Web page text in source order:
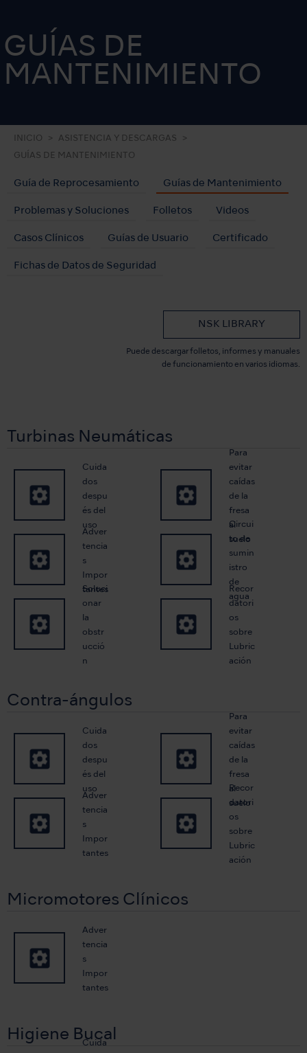
GUÍAS DE
MANTENIMIENTO
INICIO ASISTENCIA Y DESCARGAS
GUÍAS DE MANTENIMIENTO
Guía de Reprocesamiento Guías de Mantenimiento
Problemas y Soluciones Folletos Videos
Casos Clínicos Guías de Usuario Certificado
Fichas de Datos de Seguridad
NSK LIBRARY
Puede descargar folletos, informes y manuales
de funcionamiento en varios idiomas.
Turbinas Neumáticas
Cuida
dos
despu
és del
uso
Para
evitar
caídas
de la
fresa
al
suelo
Adver
tencia
s
Impor
tantes
Circui
to de
sumin
istro
de
agua
Soluci
onar
la
obstr
ucció
n
Recor
datori
os
sobre
Lubric
ación
Contra-ángulos
Cuida
dos
despu
és del
uso
Para
evitar
caídas
de la
fresa
al
suelo
Adver
tencia
s
Impor
tantes
Recor
datori
os
sobre
Lubric
ación
Micromotores Clínicos
Adver
tencia
s
Impor
tantes
Higiene Bucal
Cuida